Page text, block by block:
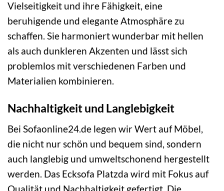
Vielseitigkeit und ihre Fähigkeit, eine
beruhigende und elegante Atmosphäre zu
schaffen. Sie harmoniert wunderbar mit hellen
als auch dunkleren Akzenten und lässt sich
problemlos mit verschiedenen Farben und
Materialien kombinieren.
Nachhaltigkeit und Langlebigkeit
Bei Sofaonline24.de legen wir Wert auf Möbel,
die nicht nur schön und bequem sind, sondern
auch langlebig und umweltschonend hergestellt
werden. Das Ecksofa Platzda wird mit Fokus auf
Qualität und Nachhaltigkeit gefertigt. Die